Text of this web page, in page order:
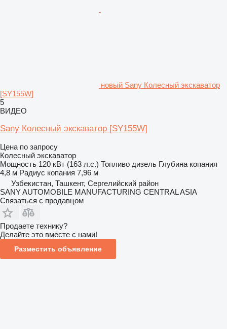
новый Sany Колесный экскаватор
[SY155W]
5
ВИДЕО
Sany Колесный экскаватор [SY155W]
Цена по запросу
Колесный экскаватор
Мощность 120 кВт (163 л.с.) Топливо дизель Глубина копания
4,8 м Радиус копания 7,96 м
Узбекистан, Ташкент, Сергелийский район
SANY AUTOMOBILE MANUFACTURING CENTRAL ASIA
Связаться с продавцом
Продаете технику?
Делайте это вместе с нами!
Разместить объявление